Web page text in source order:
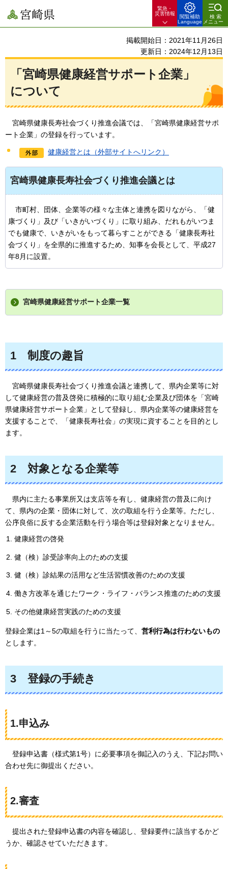
宮崎県
緊急・
災害情報
閲覧補助
Language
検索
メニュー
掲載開始日：2021年11月26日
更新日：2024年12月13日
「宮崎県健康経営サポート企業」
について
宮崎県健康長寿社会づくり推進会議では、「宮崎県健康経営サポ
ート企業」の登録を行っています。
健康経営とは（外部サイトへリンク）
宮崎県健康長寿社会づくり推進会議とは
市町村 、団体、企業等の様々な主体と連携を図りながら、「健
康づくり」及び「いきがいづくり」に取り組み、だれもがいつま
でも健康で、いきがいをもって暮らすことができる「健康長寿社
会づくり」を全県的に推進するため、知事を会長として、平成27
年8月に設置。
宮崎県健康経営サポート企業一覧
1 制度の趣旨
宮崎県健康長寿社会づくり推進会議と連携して、県内企業等に対
して健康経営の普及啓発に積極的に取り組む企業及び団体を「宮崎
県健康経営サポート企業」として登録し、県内企業等の健康経営を
支援することで、「健康長寿社会」の実現に資することを目的とし
ます。
2 対象となる企業等
県内に主たる事業所又は支店等を有し、健康経営の普及に向け
て、県内の企業・団体に対して、次の取組を行う企業等。ただし、
公序良俗に反する企業活動を行う場合等は登録対象となりません。
健康経営の啓発
健（検）診受診率向上のための支援
健（検）診結果の活用など生活習慣改善のための支援
働き方改革を通じたワーク・ライフ・バランス推進のための支援
その他健康経営実践のための支援
登録企業は1～5の取組を行うに当たって、 営利行為は行わないもの
とします。
3 登録の手続き
1.申込み
登録申込書 （様式第1号）に必要事項を御記入のうえ、下記お問い
合わせ先に御提出ください。
2.審査
提出された登録申込書の内容を確認し、登録要件に該当するかど
うか、確認させていただきます。